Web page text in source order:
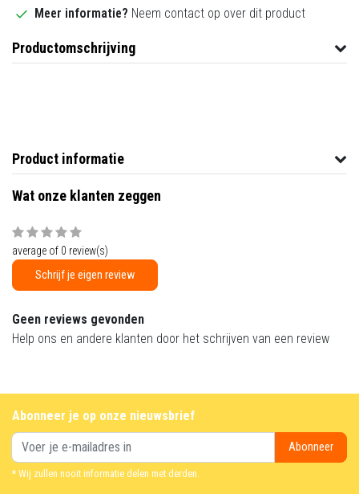
Meer informatie? Neem contact op over dit product
Productomschrijving
Product informatie
Wat onze klanten zeggen
average of 0 review(s)
Schrijf je eigen review
Geen reviews gevonden
Help ons en andere klanten door het schrijven van een review
Abonneer je op onze nieuwsbrief
Abonneer
* Wij zullen nooit informatie delen met derden.